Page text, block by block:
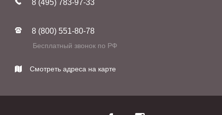
Фабрики
Реставрация
Контакты
8 (495) 783-97-33
8 (800) 551-80-78
Бесплатный звонок по РФ
Смотреть адреса на карте